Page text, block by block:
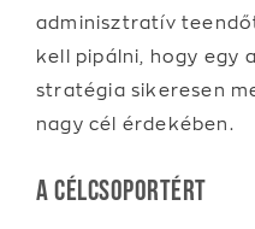
adminisztratív
kell pipálni, hogy egy
stratégia sikeresen
nagy cél érdekében.
A célcsoportért